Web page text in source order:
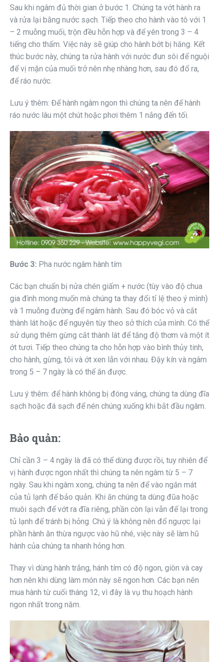
Sau khi ngâm đủ thời gian ở bước 1. Chúng ta vớt hành ra
và rửa lại bằng nước sạch. Tiếp theo cho hành vào tô với 1
– 2 muỗng muối, trộn đều hỗn hợp và để yên trong 3 – 4
tiếng cho thấm. Việc này sẽ giúp cho hành bớt bị hăng. Kết
thúc bước này, chúng ta rửa hành với nước đun sôi để nguội
để vị mặn của muối trở nên nhẹ nhàng hơn, sau đó đổ ra,
để ráo nước.
Lưu ý thêm: Để hành ngâm ngon thì chúng ta nên để hành
ráo nước lâu một chút hoặc phơi thêm 1 nắng đến tối.
Bước 3: Pha nước ngâm hành tím
Các bạn chuẩn bị nửa chén giấm + nước (tùy vào độ chua
gia đình mong muốn mà chúng ta thay đổi tỉ lệ theo ý mình)
và 1 muỗng đường để ngâm hành. Sau đó bóc vỏ và cắt
thành lát hoặc để nguyên tùy theo sở thích của mình. Có thể
sử dụng thêm gừng cắt thành lát để tăng độ thơm và một ít
ớt tươi. Tiếp theo chúng ta cho hỗn hợp vào bình thủy tinh,
cho hành, gừng, tỏi và ớt xen lẫn với nhau. Đậy kín và ngâm
trong 5 – 7 ngày là có thể ăn được.
Lưu ý thêm: để hành không bị đóng váng, chúng ta dùng đĩa
sạch hoặc đá sạch để nén chúng xuống khi bắt đầu ngâm.
Bảo quản:
Chỉ cần 3 – 4 ngày là đã có thể dùng được rồi, tuy nhiên để
vị hành được ngon nhất thì chúng ta nên ngâm từ 5 – 7
ngày. Sau khi ngâm xong, chúng ta nên để vào ngăn mát
của tủ lạnh để bảo quản. Khi ăn chúng ta dùng đũa hoặc
muôi sạch để vớt ra đĩa riêng, phần còn lại vẫn để lại trong
tủ lạnh để tránh bị hỏng. Chú ý là không nên đổ ngược lại
phần hành ăn thừa ngược vào hũ nhé, việc này sẽ làm hũ
hành của chúng ta nhanh hỏng hơn.
Thay vì dùng hành trắng, hánh tím có độ ngon, giòn và cay
hơn nên khi dùng làm món này sẽ ngon hơn. Các bạn nên
mua hành từ cuối tháng 12, vì đây là vụ thu hoạch hành
ngon nhất trong năm.